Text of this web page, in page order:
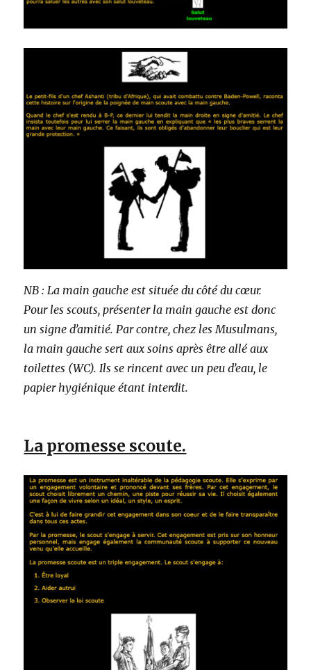
NB : La main gauche est située du côté du cœur.
Pour les scouts, présenter la main gauche est donc
un signe d’amitié. Par contre, chez les Musulmans,
la main gauche sert aux soins après être allé aux
toilettes (WC). Ils se rincent avec un peu d’eau, le
papier hygiénique étant interdit.
La promesse scoute.